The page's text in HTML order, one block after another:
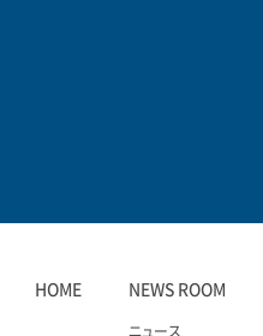
HOME NEWS ROOM
ニュース